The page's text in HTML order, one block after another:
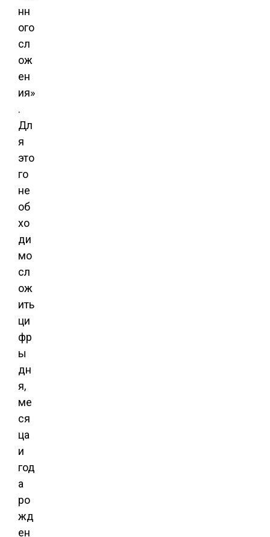
нн
ого
сл
ож
ен
ия»
.
Дл
я
это
го
не
об
хо
ди
мо
сл
ож
ить
ци
фр
ы
дн
я,
ме
ся
ца
и
год
а
ро
жд
ен